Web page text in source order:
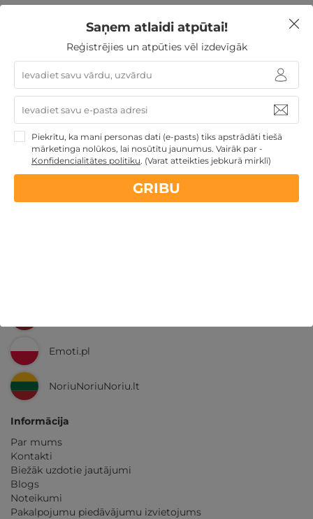
Nekādasapkalpošanas un administrācijas maksas
14 dienunaudas atmaksas garantija
Kvalitatīva klientuapkalpošana
Emoti.pl
NoriuNoriuNoriu.lt
Informācija
Par mums
Kontakti
Biežāk uzdotie jautājumi
Blogs
Noteikumi
Pakalpojumu piedāvājumu izvietojums
Saņem atlaidi atpūtai!
Reģistrējies un atpūties vēl izdevīgāk
Piekrītu, ka mani personas dati (e-pasts) tiks apstrādāti tiešā
mārketinga nolūkos, lai nosūtītu jaunumus. Vairāk par -
Konfidencialitātes politiku. (Varat atteikties jebkurā mirklī)
GRIBU